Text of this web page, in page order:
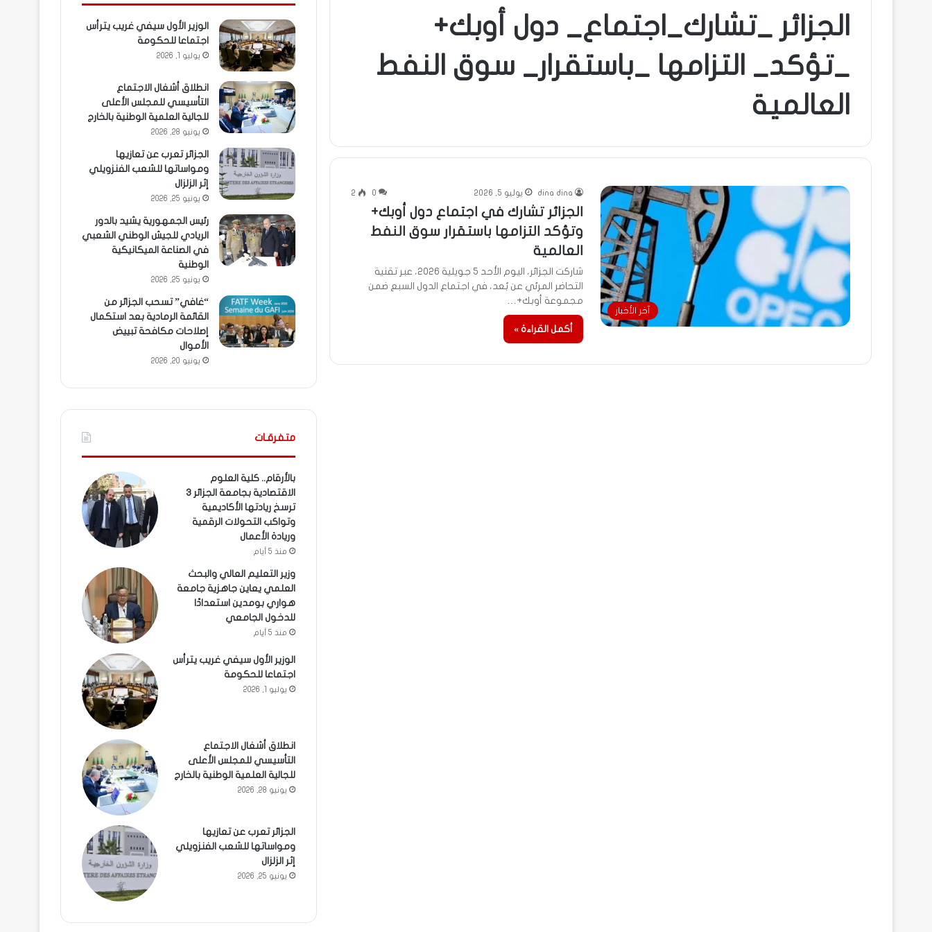
الجزائر _تشارك_اجتماع_ دول أوبك+
_تؤكد_ التزامها _باستقرار_ سوق النفط
العالمية
آخر الأخبار
dina dina يوليو 5, 2026 0
2
الجزائر تشارك في اجتماع دول أوبك+
وتؤكد التزامها باستقرار سوق النفط
العالمية
شاركت الجزائر، اليوم الأحد 5 جويلية 2026، عبر تقنية
التحاضر المرئي عن بُعد، في اجتماع الدول السبع ضمن
مجموعة أوبك+…
أكمل القراءة »
الوزير الأول سيفي غريب يترأس
اجتماعا للحكومة
يوليو 1, 2026
انطلاق أشغال الاجتماع
التأسيسي للمجلس الأعلى
للجالية العلمية الوطنية بالخارج
يونيو 28, 2026
الجزائر تعرب عن تعازيها
ومواساتها للشعب الفنزويلي
إثر الزلزال
يونيو 25, 2026
رئيس الجمهورية يشيد بالدور
الريادي للجيش الوطني الشعبي
في الصناعة الميكانيكية
الوطنية
يونيو 25, 2026
“غافي” تسحب الجزائر من
القائمة الرمادية بعد استكمال
إصلاحات مكافحة تبييض
الأموال
يونيو 20, 2026
متفرقـات
بالأرقام.. كلية العلوم
الاقتصادية بجامعة الجزائر 3
ترسخ ريادتها الأكاديمية
وتواكب التحولات الرقمية
وريادة الأعمال
منذ 5 أيام
وزير التعليم العالي والبحث
العلمي يعاين جاهزية جامعة
هواري بومدين استعدادًا
للدخول الجامعي
منذ 5 أيام
الوزير الأول سيفي غريب يترأس
اجتماعا للحكومة
يوليو 1, 2026
انطلاق أشغال الاجتماع
التأسيسي للمجلس الأعلى
للجالية العلمية الوطنية بالخارج
يونيو 28, 2026
الجزائر تعرب عن تعازيها
ومواساتها للشعب الفنزويلي
إثر الزلزال
يونيو 25, 2026